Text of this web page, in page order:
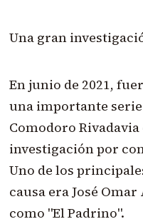
Una gran
En junio de 2021,
una importante
Comodoro
investigación por
Uno de los
causa era José
como "El Padrino".